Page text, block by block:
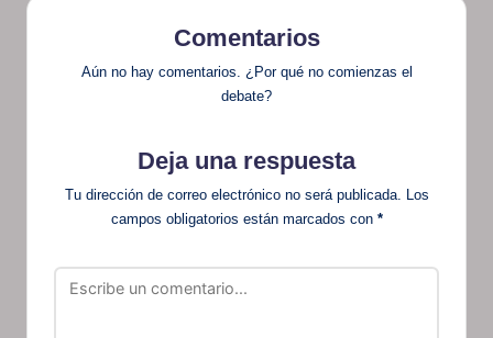
Comentarios
Aún no hay comentarios. ¿Por qué no comienzas el
debate?
Deja una respuesta
Tu dirección de correo electrónico no será publicada.
Los
campos obligatorios están marcados con *